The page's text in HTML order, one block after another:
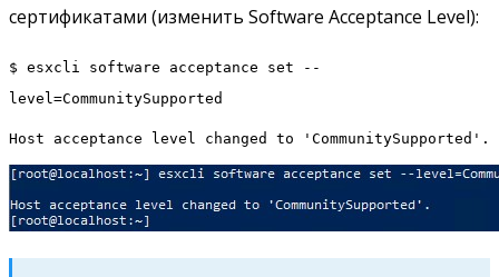
сертификатами (изменить Software Acceptance Level):
$ esxcli software acceptance set --
level=CommunitySupported
Host acceptance level changed to 'CommunitySupported'.